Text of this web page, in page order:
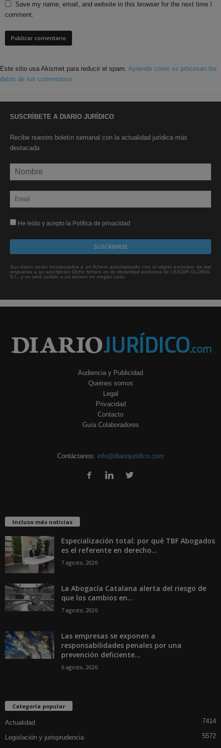
Save my name, email, and website in this browser for the next time I
comment.
Este sitio usa Akismet para reducir el spam. Aprende cómo se procesan los
datos de tus comentarios.
SUSCRÍBETE A DIARIO JURÍDICO
Recibe nuestro boletín semanal con la actualidad jurídica más
destacada.
He leído y acepto la Política de privacidad
Sus datos serán incorporados a un fichero automatizado con el objeto exclusivo de dar
respuesta a su suscripción Dicho fichero es de titularidad exclusiva de LEXDIR GLOBAL
S.L. y no será cedido a un tercero en ningún caso.
Audiencia y Publicidad
Quiénes somos
Legal
Privacidad
Contacto
Guía Colaboradores
Contáctanos: info@diariojuridico.com
Incluso más noticias
Especialización total: por qué TBF Abogados
es el referente en derecho...
7 agosto, 2026
La Abogacía Catalana alerta del riesgo de
que los cambios en...
7 agosto, 2026
Las empresas se exponen a
responsabilidades penales por una
prevención deficiente...
6 agosto, 2026
Categoría popular
Actualidad 7414
Legislación y jurisprudencia
5572